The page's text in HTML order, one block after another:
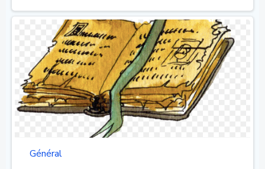
Général